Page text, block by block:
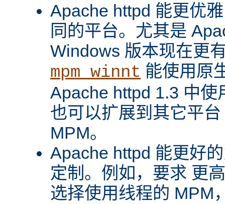
Apache httpd 能更优
同的平台。尤其是
Windows 版本现在更
mpm_winnt 能使用原
Apache httpd 1.3 中使
也可以扩展到其它平
MPM。
Apache httpd 能更好
定制。例如，要求 更
选择使用线程的 MPM